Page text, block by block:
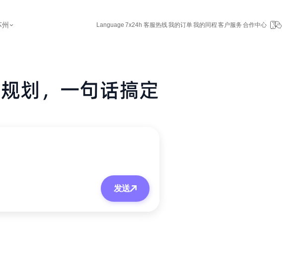
Language 7x24h 客服热线我的订单我的同程 客户服务 合作中心
发送